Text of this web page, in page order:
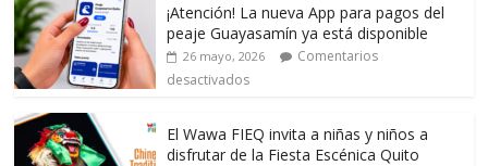
¡Atención! La nueva App para pagos del
peaje Guayasamín ya está disponible
26 mayo, 2026
Comentarios
desactivados
El Wawa FIEQ invita a niñas y niños a
disfrutar de la Fiesta Escénica Quito